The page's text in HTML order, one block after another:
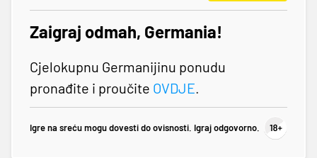
Zaigraj odmah, Germania!
Cjelokupnu Germanijinu ponudu
pronađite i proučite OVDJE.
Igre na sreću mogu dovesti do ovisnosti. Igraj odgovorno.